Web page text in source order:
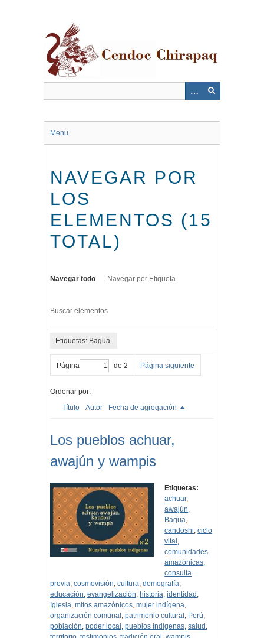
Menu
NAVEGAR POR
LOS
ELEMENTOS (15
TOTAL)
Navegar todo Navegar por Etiqueta
Buscar elementos
Etiquetas: Bagua
Página de 2 Página siguiente
Ordenar por:
Título
Autor Fecha de agregación
Los pueblos achuar,
awajún y wampis
Etiquetas:
achuar,
awajún,
Bagua,
candoshi,ciclo
vital ,
comunidades
amazónicas,
consulta
previa, cosmovisión, cultura, demografía,
educación, evangelización, historia, identidad ,
Iglesia, mitos amazónicos, mujer indígena,
organización comunal , patrimonio cultural , Perú,
población, poder local , pueblos indígenas, salud ,